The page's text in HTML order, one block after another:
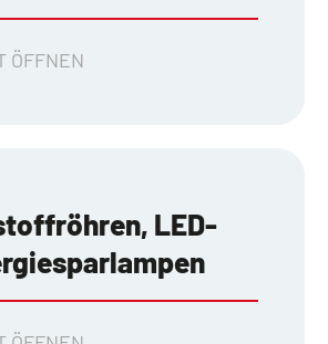
ÖFFNEN
LED-